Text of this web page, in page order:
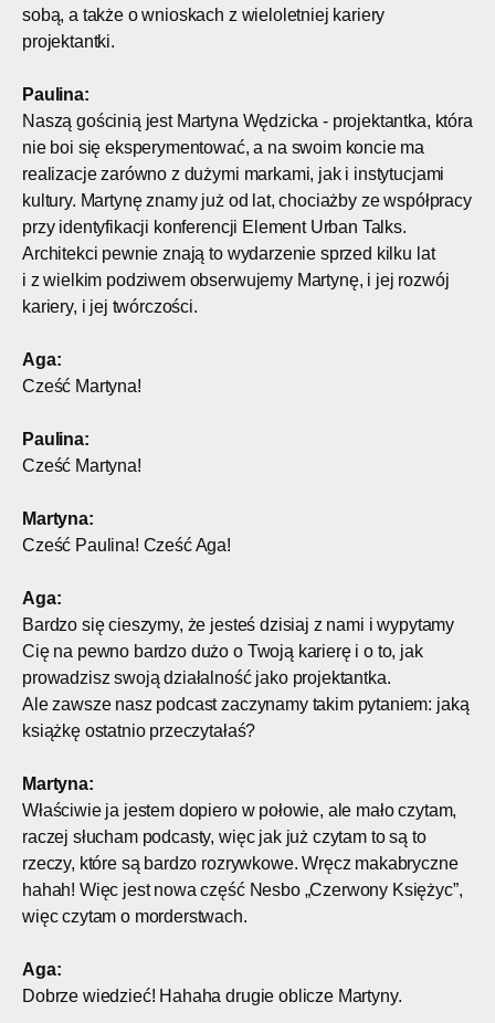
sobą, a także o wnioskach z wieloletniej kariery
projektantki.
Paulina:
Naszą gościnią jest Martyna Wędzicka - projektantka, która
nie boi się eksperymentować, a na swoim koncie ma
realizacje zarówno z dużymi markami, jak i instytucjami
kultury. Martynę znamy już od lat, chociażby ze współpracy
przy identyfikacji konferencji Element Urban Talks.
Architekci pewnie znają to wydarzenie sprzed kilku lat
i z wielkim podziwem obserwujemy Martynę, i jej rozwój
kariery, i jej twórczości.
Aga:
Cześć Martyna!
Paulina:
Cześć Martyna!
Martyna:
Cześć Paulina! Cześć Aga!
Aga:
Bardzo się cieszymy, że jesteś dzisiaj z nami i wypytamy
Cię na pewno bardzo dużo o Twoją karierę i o to, jak
prowadzisz swoją działalność jako projektantka.
Ale zawsze nasz podcast zaczynamy takim pytaniem: jaką
książkę ostatnio przeczytałaś?
Martyna:
Właściwie ja jestem dopiero w połowie, ale mało czytam,
raczej słucham podcasty, więc jak już czytam to są to
rzeczy, które są bardzo rozrywkowe. Wręcz makabryczne
hahah! Więc jest nowa część Nesbo „Czerwony Księżyc”,
więc czytam o morderstwach.
Aga:
Dobrze wiedzieć! Hahaha drugie oblicze Martyny.